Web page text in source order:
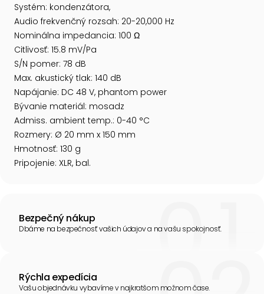
Systém: kondenzátora,
Audio frekvenčný rozsah: 20-20,000 Hz
Nominálna impedancia: 100 Ω
Citlivosť: 15.8 mV/Pa
S/N pomer: 78 dB
Max. akustický tlak: 140 dB
Napájanie: DC 48 V, phantom power
Bývanie materiál: mosadz
Admiss. ambient temp.: 0-40 °C
Rozmery: Ø 20 mm x 150 mm
Hmotnosť: 130 g
Pripojenie: XLR, bal.
Bezpečný nákup
Dbáme na bezpečnosť vašich údajov a na vašu spokojnosť.
Rýchla expedícia
Vašu objednávku vybavíme v najkratšom možnom čase.